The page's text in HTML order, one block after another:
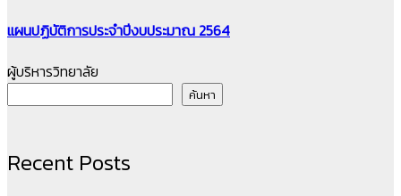
แผนปฏิบัติการประจำปีงบประมาณ 2564
ผู้บริหารวิทยาลัย
ค้นหา
Recent Posts